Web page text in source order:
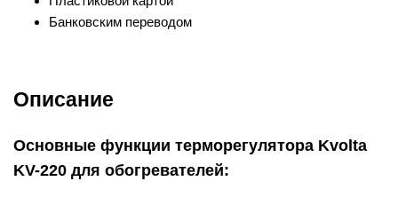
Банковским переводом
Описание
Основные функции терморегулятора Kvolta
KV-220 для обогревателей: